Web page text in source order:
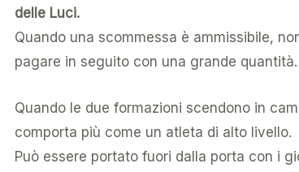
delle Luci.
Quando una scommessa è ammissibile,
pagare in seguito con una grande quantità.
Quando le due formazioni scendono in
comporta più come un atleta di alto livello.
Può essere portato fuori dalla porta con i